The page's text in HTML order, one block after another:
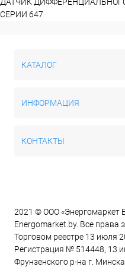
СЕРИИ 647
КАТАЛОГ
ИНФОРМАЦИЯ
КОНТАКТЫ
2021 © ООО «Энергомаркет
Energomarket.by. Все
Торговом реестре 13 июля
Регистрация № 514448, 13
Фрунзенского р-на г. Минска.